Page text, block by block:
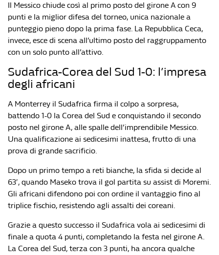
Il Messico chiude così al primo posto del girone A con 9
punti e la miglior difesa del torneo, unica nazionale a
punteggio pieno dopo la prima fase. La Repubblica Ceca,
invece, esce di scena all’ultimo posto del raggruppamento
con un solo punto all’attivo.
Sudafrica-Corea del Sud 1-0: l’impresa
degli africani
A Monterrey il Sudafrica firma il colpo a sorpresa,
battendo 1-0 la Corea del Sud e conquistando il secondo
posto nel girone A, alle spalle dell’imprendibile Messico.
Una qualificazione ai sedicesimi inattesa, frutto di una
prova di grande sacrificio.
Dopo un primo tempo a reti bianche, la sfida si decide al
63′, quando Maseko trova il gol partita su assist di Moremi.
Gli africani difendono poi con ordine il vantaggio fino al
triplice fischio, resistendo agli assalti dei coreani.
Grazie a questo successo il Sudafrica vola ai sedicesimi di
finale a quota 4 punti, completando la festa nel girone A.
La Corea del Sud, terza con 3 punti, ha ancora qualche